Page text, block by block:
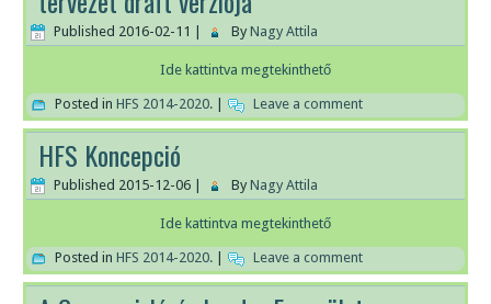
Published 2016-02-11 By Nagy Attila
Ide kattintva megtekinthető
Posted in HFS 2014-2020. Leave a comment
HFS Koncepció
Published 2015-12-06 By Nagy Attila
Ide kattintva megtekinthető
Posted in HFS 2014-2020. Leave a comment